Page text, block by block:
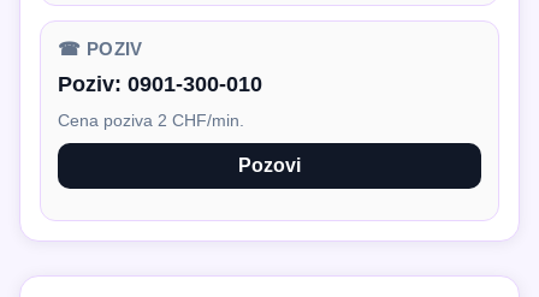
☎ POZIV
Poziv: 0901-300-010
Cena poziva 2 CHF/min.
Pozovi